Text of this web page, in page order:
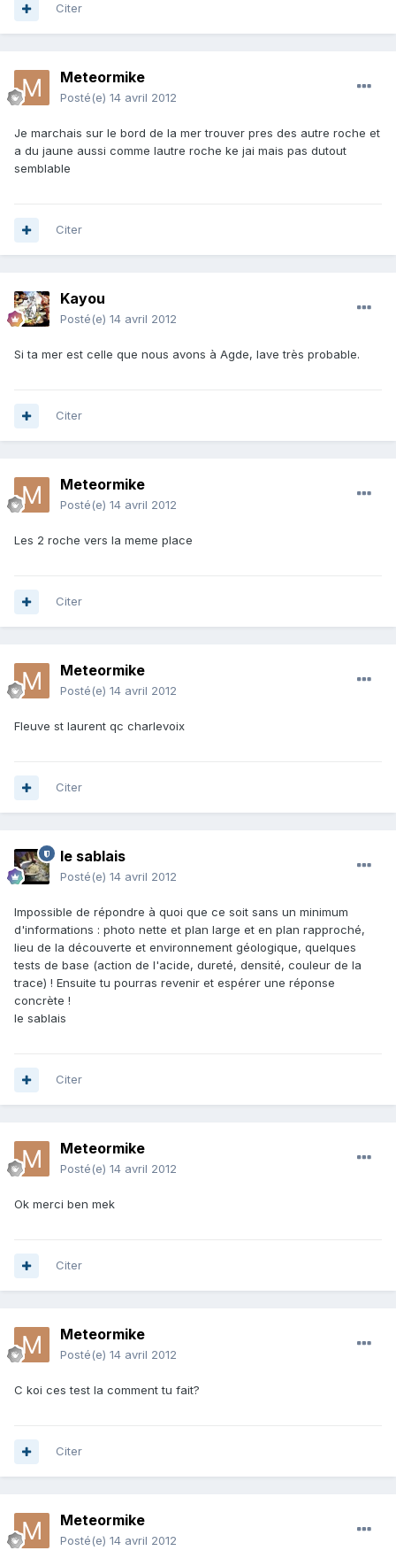
Citer
Meteormike
Posté(e) 14 avril 2012
Je marchais sur le bord de la mer trouver pres des autre roche et
a du jaune aussi comme lautre roche ke jai mais pas dutout
semblable
Citer
Kayou
Posté(e) 14 avril 2012
Si ta mer est celle que nous avons à Agde, lave très probable.
Citer
Meteormike
Posté(e) 14 avril 2012
Les 2 roche vers la meme place
Citer
Meteormike
Posté(e) 14 avril 2012
Fleuve st laurent qc charlevoix
Citer
le sablais
Posté(e) 14 avril 2012
Impossible de répondre à quoi que ce soit sans un minimum
d'informations : photo nette et plan large et en plan rapproché,
lieu de la découverte et environnement géologique, quelques
tests de base (action de l'acide, dureté, densité, couleur de la
trace) ! Ensuite tu pourras revenir et espérer une réponse
concrète !
le sablais
Citer
Meteormike
Posté(e) 14 avril 2012
Ok merci ben mek
Citer
Meteormike
Posté(e) 14 avril 2012
C koi ces test la comment tu fait?
Citer
Meteormike
Posté(e) 14 avril 2012